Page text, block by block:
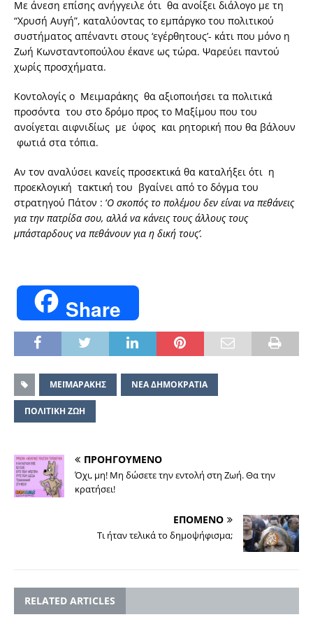
Με άνεση επίσης ανήγγειλε ότι θα ανοίξει διάλογο με τη
“Χρυσή Αυγή”, καταλύοντας το εμπάργκο του πολιτικού
συστήματος απέναντι στους ‘εγέρθητους’- κάτι που μόνο η
Ζωή Κωνσταντοπούλου έκανε ως τώρα. Ψαρεύει παντού
χωρίς προσχήματα.
Κοντολογίς ο Μειμαράκης θα αξιοποιήσει τα πολιτικά
προσόντα του στο δρόμο προς το Μαξίμου που του
ανοίγεται αιφνιδίως με ύφος και ρητορική που θα βάλουν
φωτιά στα τόπια.
Αν τον αναλύσει κανείς προσεκτικά θα καταλήξει ότι η
προεκλογική τακτική του βγαίνει από το δόγμα του
στρατηγού Πάτον : ‘Ο σκοπός το πολέμου δεν είναι να πεθάνεις
για την πατρίδα σου, αλλά να κάνεις τους άλλους τους
μπάσταρδους να πεθάνουν για η δική τους’.
Share
ΜΕΪΜΑΡΑΚΗΣ ΝΕΑ ΔΗΜΟΚΡΑΤΙΑ
ΠΟΛΙΤΙΚΗ ΖΩΗ
ΠΡΟΗΓΟΥΜΕΝΟ
Όχι, μη! Μη δώσετε την εντολή στη Ζωή. Θα την
κρατήσει!
ΕΠΟΜΕΝΟ
Τι ήταν τελικά το δημοψήφισμα;
RELATED ARTICLES